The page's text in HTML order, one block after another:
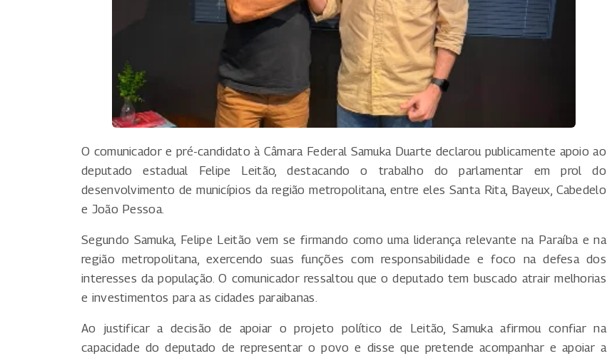
O comunicador e pré-candidato à Câmara Federal Samuka Duarte declarou publicamente apoio ao
deputado estadual Felipe Leitão, destacando o trabalho do parlamentar em prol do
desenvolvimento de municípios da região metropolitana, entre eles Santa Rita, Bayeux, Cabedelo
e João Pessoa.
Segundo Samuka, Felipe Leitão vem se firmando como uma liderança relevante na Paraíba e na
região metropolitana, exercendo suas funções com responsabilidade e foco na defesa dos
interesses da população. O comunicador ressaltou que o deputado tem buscado atrair melhorias
e investimentos para as cidades paraibanas.
Ao justificar a decisão de apoiar o projeto político de Leitão, Samuka afirmou confiar na
capacidade do deputado de representar o povo e disse que pretende acompanhar e apoiar a